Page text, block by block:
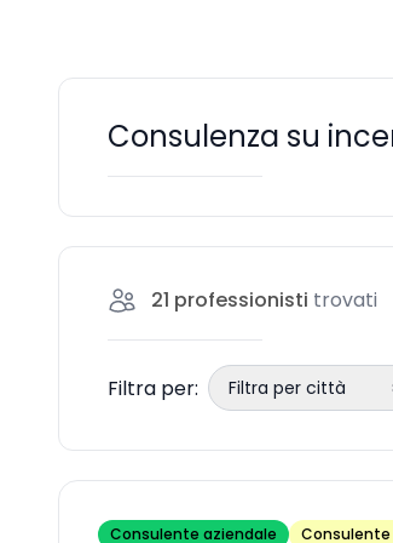
Consulenza su
21 professionisti trovati
Filtra per: Filtra per città
Consulente aziendale Consulente